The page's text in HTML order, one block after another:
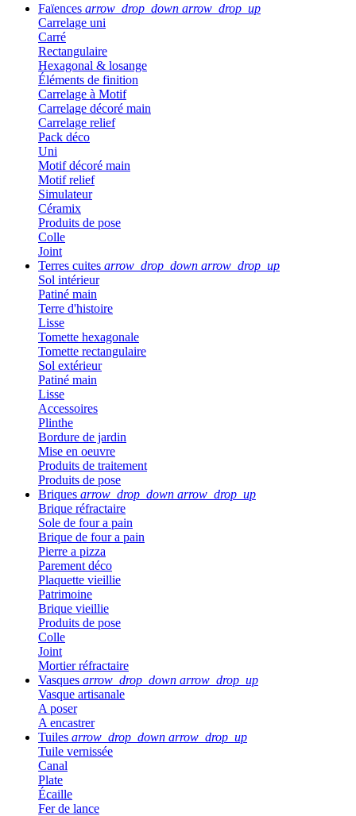
Faïences arrow_drop_down arrow_drop_up
Carrelage uni
Carré
Rectangulaire
Hexagonal & losange
Éléments de finition
Carrelage à Motif
Carrelage décoré main
Carrelage relief
Pack déco
Uni
Motif décoré main
Motif relief
Simulateur
Céramix
Produits de pose
Colle
Joint
Terres cuites arrow_drop_down arrow_drop_up
Sol intérieur
Patiné main
Terre d'histoire
Lisse
Tomette hexagonale
Tomette rectangulaire
Sol extérieur
Patiné main
Lisse
Accessoires
Plinthe
Bordure de jardin
Mise en oeuvre
Produits de traitement
Produits de pose
Briques arrow_drop_down arrow_drop_up
Brique réfractaire
Sole de four a pain
Brique de four a pain
Pierre a pizza
Parement déco
Plaquette vieillie
Patrimoine
Brique vieillie
Produits de pose
Colle
Joint
Mortier réfractaire
Vasques arrow_drop_down arrow_drop_up
Vasque artisanale
A poser
A encastrer
Tuiles arrow_drop_down arrow_drop_up
Tuile vernissée
Canal
Plate
Écaille
Fer de lance